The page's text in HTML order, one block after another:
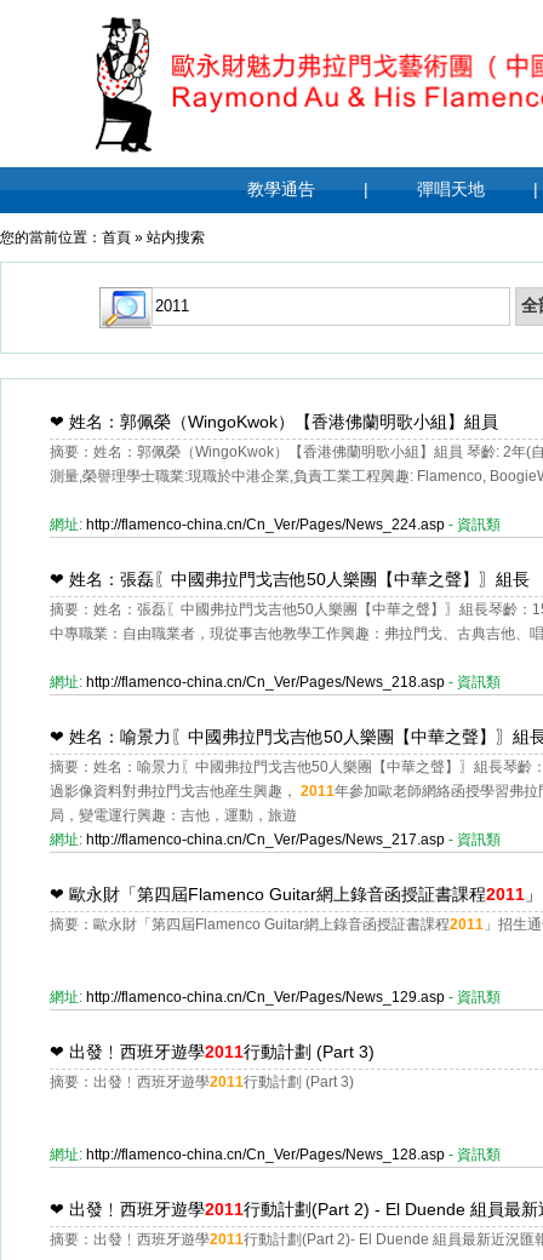
教學通告 | 彈唱天地 |
您的當前位置： 首頁 » 站内搜索
❤ 姓名：郭佩榮（WingoKwok）【香港佛蘭明歌小組】組員
摘要：姓名：郭佩榮（WingoKwok）【香港佛蘭明歌小組】組員 琴齡: 2年(
測量,榮譽理學士職業:現職於中港企業,負責工業工程興趣: Flamenco,
網址: http://flamenco-china.cn/Cn_Ver/Pages/News_224.asp - 資訊類
❤ 姓名：張磊〖中國弗拉門戈吉他50人樂團【中華之聲】〗組長
摘要：姓名：張磊〖中國弗拉門戈吉他50人樂團【中華之聲】〗組長琴齡：
中專職業：自由職業者，現從事吉他教學工作興趣：弗拉門戈、古典吉他、
網址: http://flamenco-china.cn/Cn_Ver/Pages/News_218.asp - 資訊類
❤ 姓名：喻景力〖中國弗拉門戈吉他50人樂團【中華之聲】〗組
摘要：姓名：喻景力〖中國弗拉門戈吉他50人樂團【中華之聲】〗組長琴
過影像資料對弗拉門戈吉他産生興趣， 2011年參加歐老師網絡函授學習弗
局，變電運行興趣：吉他，運動，旅遊
網址: http://flamenco-china.cn/Cn_Ver/Pages/News_217.asp - 資訊類
❤ 歐永財「第四屆Flamenco Guitar網上錄音函授証書課程2011
摘要：歐永財「第四屆Flamenco Guitar網上錄音函授証書課程2011 」招生
網址: http://flamenco-china.cn/Cn_Ver/Pages/News_129.asp - 資訊類
❤ 出發﹗西班牙遊學2011行動計劃 (Part 3)
摘要：出發﹗西班牙遊學2011行動計劃 (Part 3)
網址: http://flamenco-china.cn/Cn_Ver/Pages/News_128.asp - 資訊類
❤ 出發﹗西班牙遊學2011行動計劃(Part 2) - El Duende 組員最新
摘要：出發﹗西班牙遊學2011行動計劃(Part 2)- El Duende 組員最新近況匯